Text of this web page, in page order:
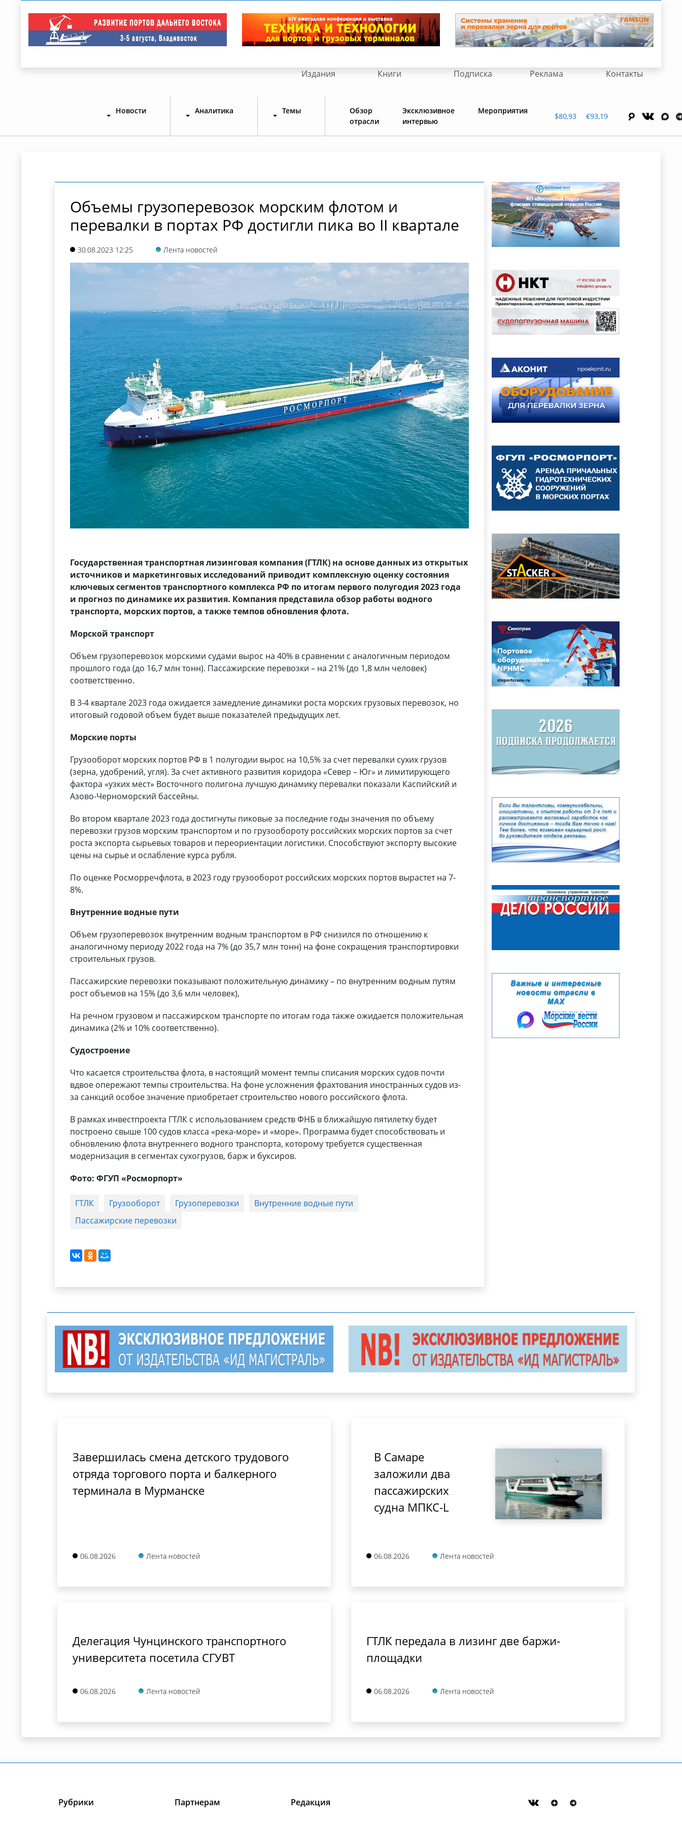
Издания Книги Подписка Реклама Контакты
Новости Аналитика Темы
Обзор
отрасли
Эксклюзивное
интервью
Мероприятия
$80,93 €93,19
Объемы грузоперевозок морским флотом и
перевалки в портах РФ достигли пика во II квартале
30.08.2023 12:25 Лента новостей
Государственная транспортная лизинговая компания (ГТЛК) на основе данных из открытых
источников и маркетинговых исследований приводит комплексную оценку состояния
ключевых сегментов транспортного комплекса РФ по итогам первого полугодия 2023 года
и прогноз по динамике их развития. Компания представила обзор работы водного
транспорта, морских портов, а также темпов обновления флота.
Морской транспорт
Объем грузоперевозок морскими судами вырос на 40% в сравнении с аналогичным периодом
прошлого года (до 16,7 млн тонн). Пассажирские перевозки – на 21% (до 1,8 млн человек)
соответственно.
В 3-4 квартале 2023 года ожидается замедление динамики роста морских грузовых перевозок, но
итоговый годовой объем будет выше показателей предыдущих лет.
Морские порты
Грузооборот морских портов РФ в 1 полугодии вырос на 10,5% за счет перевалки сухих грузов
(зерна, удобрений, угля). За счет активного развития коридора «Север – Юг» и лимитирующего
фактора «узких мест» Восточного полигона лучшую динамику перевалки показали Каспийский и
Азово-Черноморский бассейны.
Во втором квартале 2023 года достигнуты пиковые за последние годы значения по объему
перевозки грузов морским транспортом и по грузообороту российских морских портов за счет
роста экспорта сырьевых товаров и переориентации логистики. Способствуют экспорту высокие
цены на сырье и ослабление курса рубля.
По оценке Росморречфлота, в 2023 году грузооборот российских морских портов вырастет на 7-
8%.
Внутренние водные пути
Объем грузоперевозок внутренним водным транспортом в РФ снизился по отношению к
аналогичному периоду 2022 года на 7% (до 35,7 млн тонн) на фоне сокращения транспортировки
строительных грузов.
Пассажирские перевозки показывают положительную динамику – по внутренним водным путям
рост объемов на 15% (до 3,6 млн человек),
На речном грузовом и пассажирском транспорте по итогам года также ожидается положительная
динамика (2% и 10% соответственно).
Судостроение
Что касается строительства флота, в настоящий момент темпы списания морских судов почти
вдвое опережают темпы строительства. На фоне усложнения фрахтования иностранных судов из-
за санкций особое значение приобретает строительство нового российского флота.
В рамках инвестпроекта ГТЛК с использованием средств ФНБ в ближайшую пятилетку будет
построено свыше 100 судов класса «река-море» и «море». Программа будет способствовать и
обновлению флота внутреннего водного транспорта, которому требуется существенная
модернизация в сегментах сухогрузов, барж и буксиров.
Фото: ФГУП «Росморпорт»
ГТЛК Грузооборот Грузоперевозки
Внутренние водные пути
Пассажирские перевозки
Завершилась смена детского трудового
отряда торгового порта и балкерного
терминала в Мурманске
06.08.2026 Лента новостей
В Самаре
заложили два
пассажирских
судна МПКС-L
06.08.2026 Лента новостей
Делегация Чунцинского транспортного
университета посетила СГУВТ
06.08.2026 Лента новостей
ГТЛК передала в лизинг две баржи-
площадки
06.08.2026 Лента новостей
Рубрики
Партнерам
Редакция